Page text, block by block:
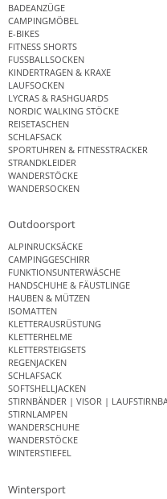
BADEANZÜGE
CAMPINGMÖBEL
E-BIKES
FITNESS SHORTS
FUSSBALLSOCKEN
KINDERTRAGEN & KRAXE
LAUFSOCKEN
LYCRAS & RASHGUARDS
NORDIC WALKING STÖCKE
REISETASCHEN
SCHLAFSACK
SPORTUHREN & FITNESSTRACKER
STRANDKLEIDER
WANDERSTÖCKE
WANDERSOCKEN
Outdoorsport
ALPINRUCKSÄCKE
CAMPINGGESCHIRR
FUNKTIONSUNTERWÄSCHE
HANDSCHUHE & FÄUSTLINGE
HAUBEN & MÜTZEN
ISOMATTEN
KLETTERAUSRÜSTUNG
KLETTERHELME
KLETTERSTEIGSETS
REGENJACKEN
SCHLAFSACK
SOFTSHELLJACKEN
STIRNBÄNDER | VISOR |
STIRNLAMPEN
WANDERSCHUHE
WANDERSTÖCKE
WINTERSTIEFEL
Wintersport